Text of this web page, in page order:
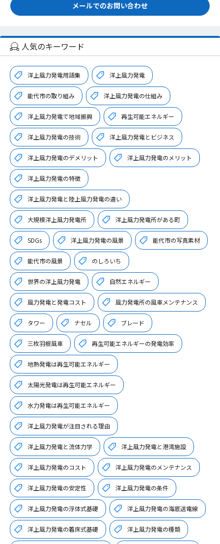
メールでのお問い合わせ
人気のキーワード
洋上風力発電用語集 洋上風力発電
能代市の取り組み 洋上風力発電の仕組み
洋上風力発電で地域振興 再生可能エネルギー
洋上風力発電の技術 洋上風力発電とビジネス
洋上風力発電のデメリット 洋上風力発電のメリット
洋上風力発電の特徴
洋上風力発電と陸上風力発電の違い
大規模洋上風力発電所 洋上風力発電所がある町
SDGs 洋上風力発電の風景 能代市の写真素材
能代市の風景 のしろいち
世界の洋上風力発電 自然エネルギー
風力発電と発電コスト 風力発電所の風車メンテナンス
タワー ナセル ブレード
三枚羽根風車 再生可能エネルギーの発電効率
地熱発電は再生可能エネルギー
太陽光発電は再生可能エネルギー
水力発電は再生可能エネルギー
洋上風力発電が注目される理由
洋上風力発電と流体力学 洋上風力発電と港湾施設
洋上風力発電のコスト 洋上風力発電のメンテナンス
洋上風力発電の安定性 洋上風力発電の条件
洋上風力発電の浮体式基礎 洋上風力発電の海底送電線
洋上風力発電の着床式基礎 洋上風力発電の種類